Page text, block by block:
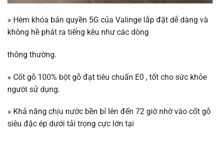
» Hèm khóa bản quyền 5G của Valinge lắp đặt dễ dàng và
không hề phát ra tiếng kêu như các dòng
thông thường.
» Cốt gỗ 100% bột gỗ đạt tiêu chuẩn E0 , tốt cho sức khỏe
người sử dụng.
» Khả năng chịu nước bền bỉ lên đến 72 giờ nhờ vào cốt gỗ
siêu đặc ép dưới tải trọng cực lớn tại